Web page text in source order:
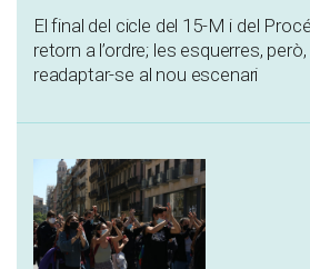
El final del cicle del 15-M i del
retorn a l’ordre; les esquerres,
readaptar-se al nou escenari